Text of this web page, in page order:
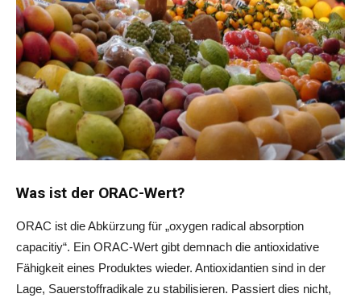
Was ist der ORAC-Wert?
ORAC ist die Abkürzung für „oxygen radical absorption
capacitiy“. Ein ORAC-Wert gibt demnach die antioxidative
Fähigkeit eines Produktes wieder. Antioxidantien sind in der
Lage, Sauerstoffradikale zu stabilisieren. Passiert dies nicht,